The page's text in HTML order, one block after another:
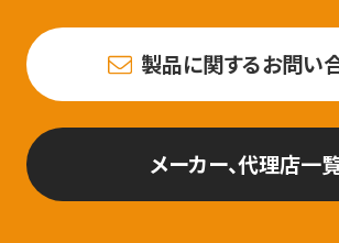
製品に関するお問い
メーカー、代理店一